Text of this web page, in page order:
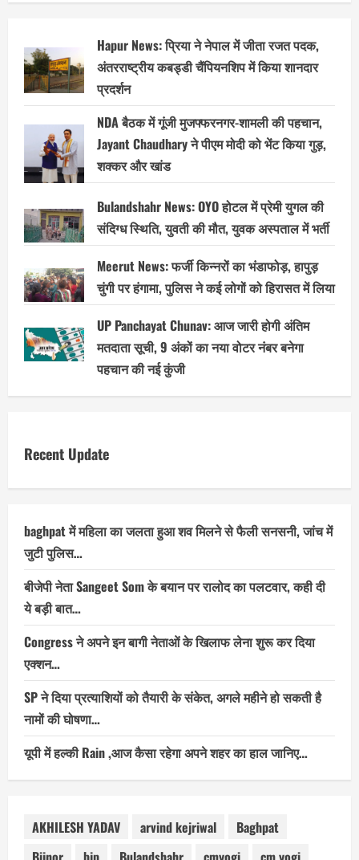
Hapur News: प्रिया ने नेपाल में जीता रजत पदक,
अंतरराष्ट्रीय कबड्डी चैंपियनशिप में किया शानदार
प्रदर्शन
NDA बैठक में गूंजी मुजफ्फरनगर-शामली की पहचान,
Jayant Chaudhary ने पीएम मोदी को भेंट किया गुड़,
शक्कर और खांड
Bulandshahr News: OYO होटल में प्रेमी युगल की
संदिग्ध स्थिति, युवती की मौत, युवक अस्पताल में भर्ती
Meerut News: फर्जी किन्नरों का भंडाफोड़, हापुड़
चुंगी पर हंगामा, पुलिस ने कई लोगों को हिरासत में लिया
UP Panchayat Chunav: आज जारी होगी अंतिम
मतदाता सूची, 9 अंकों का नया वोटर नंबर बनेगा
पहचान की नई कुंजी
Recent Update
baghpat में महिला का जलता हुआ शव मिलने से फैली सनसनी, जांच में
जुटी पुलिस…
बीजेपी नेता Sangeet Som के बयान पर रालोद का पलटवार, कही दी
ये बड़ी बात…
Congress ने अपने इन बागी नेताओं के खिलाफ लेना शुरू कर दिया
एक्शन…
SP ने दिया प्रत्याशियों को तैयारी के संकेत, अगले महीने हो सकती है
नामों की घोषणा…
यूपी में हल्की Rain ,आज कैसा रहेगा अपने शहर का हाल जानिए…
AKHILESH YADAV arvind kejriwal
Baghpat